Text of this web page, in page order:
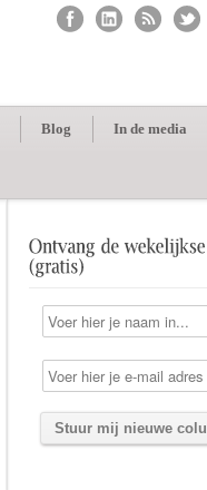
Blog In de media